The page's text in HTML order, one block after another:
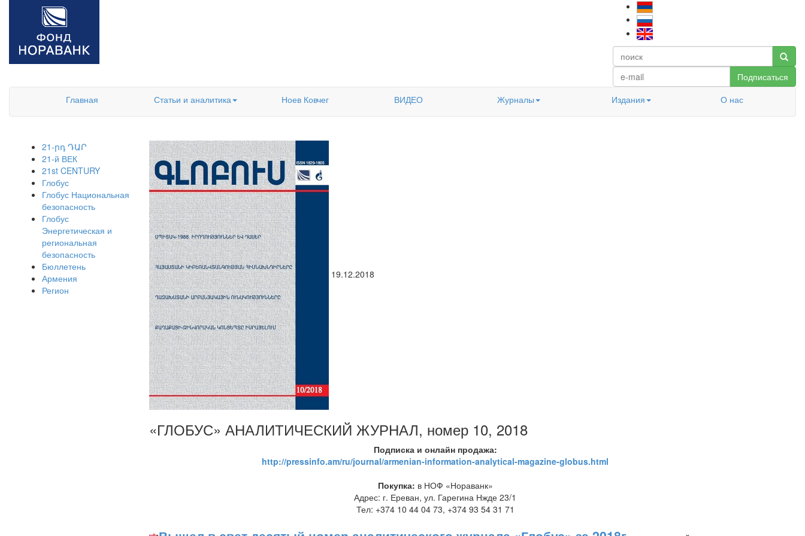
Подписаться
Главная
Статьи и аналитика Ноев Ковчег ВИДЕО Журналы Издания О нас
21-րդ ԴԱՐ
21-й ВЕК
21st CENTURY
Глобус
Глобус Национальная
безопасность
Глобус
Энергетическая и
региональная
безопасность
Бюллетень
Армения
Регион
19.12.2018
«ГЛОБУС» АНАЛИТИЧЕСКИЙ ЖУРНАЛ, номер 10, 2018
Подписка и онлайн продажа:
http://pressinfo.am/ru/journal/armenian-information-analytical-magazine-globus.html
Покупка: в НОФ «Нораванк»
Адрес: г. Ереван, ул. Гарегина Нжде 23/1
Тел: +374 10 44 04 73, +374 93 54 31 71